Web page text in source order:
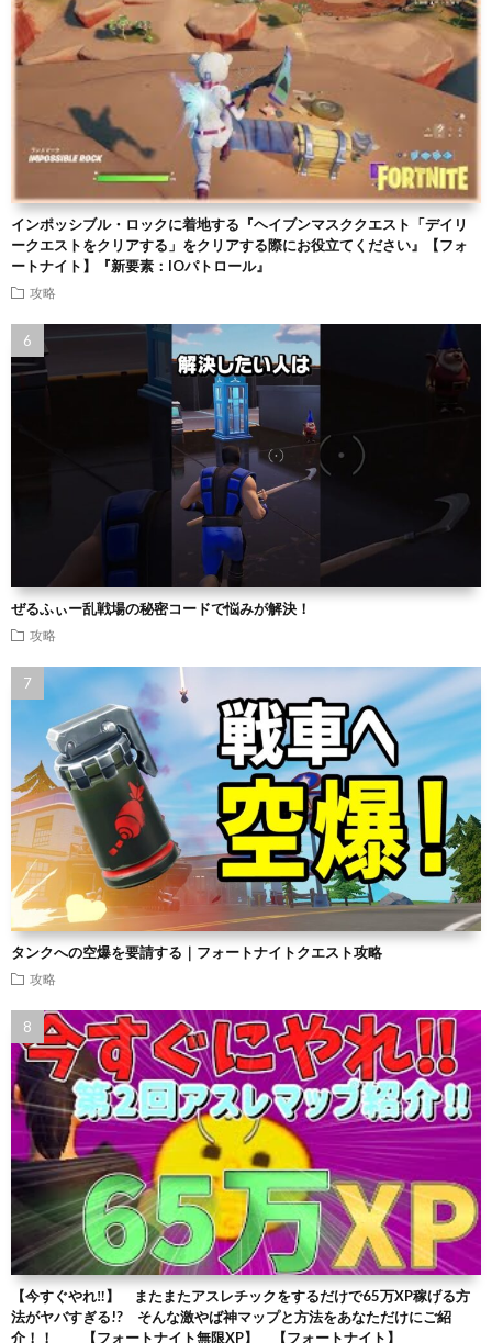
インポッシブル・ロックに着地する『ヘイブンマスククエスト「デイリ
ークエストをクリアする」をクリアする際にお役立てください』【フォ
ートナイト】『新要素：IOパトロール』
攻略
ぜるふぃー乱戦場の秘密コードで悩みが解決！
攻略
タンクへの空爆を要請する｜フォートナイトクエスト攻略
攻略
【今すぐやれ‼】 またまたアスレチックをするだけで65万XP稼げる方
法がヤバすぎる!? そんな激やば神マップと方法をあなただけにご紹
介！！ 【フォートナイト無限XP】 【フォートナイト】